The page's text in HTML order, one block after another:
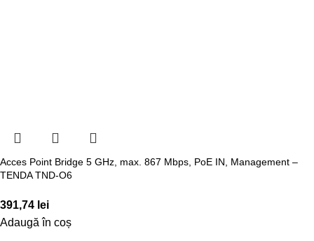
Acces Point Bridge 5 GHz, max. 867 Mbps, PoE IN, Management –
TENDA TND-O6
391,74 lei
Adaugă în coș